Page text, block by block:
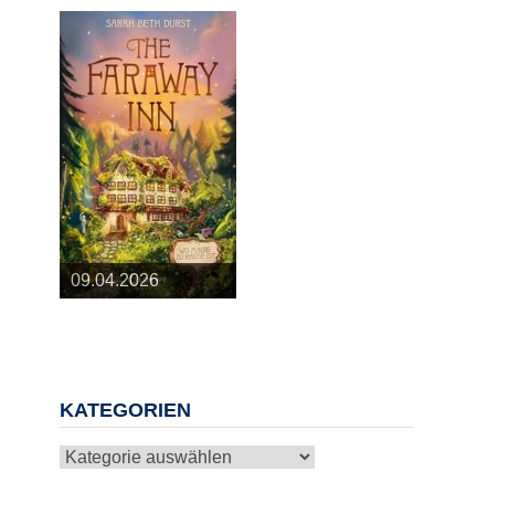
25.03.2026
09.04.2026
20.05.2026
10.06.2026
13.08.2026
KATEGORIEN
Kategorien